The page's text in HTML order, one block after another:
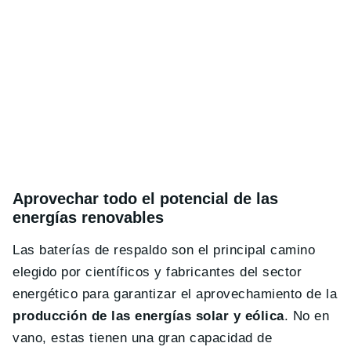
Aprovechar todo el potencial de las
energías renovables
Las baterías de respaldo son el principal camino
elegido por científicos y fabricantes del sector
energético para garantizar el aprovechamiento de la
producción de las energías solar y eólica. No en
vano, estas tienen una gran capacidad de